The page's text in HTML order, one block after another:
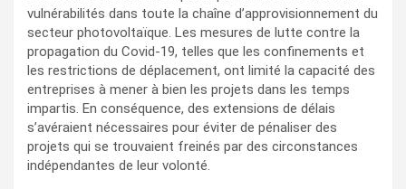
vulnérabilités dans toute la chaîne d’approvisionnement du
secteur photovoltaïque. Les mesures de lutte contre la
propagation du Covid-19, telles que les confinements et
les restrictions de déplacement, ont limité la capacité des
entreprises à mener à bien les projets dans les temps
impartis. En conséquence, des extensions de délais
s’avéraient nécessaires pour éviter de pénaliser des
projets qui se trouvaient freinés par des circonstances
indépendantes de leur volonté.